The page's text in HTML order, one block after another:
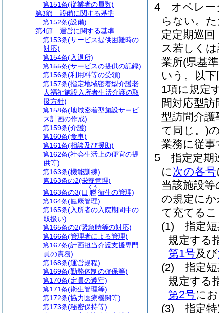
4
オペレー
らない。
定定期巡
ス若しく
業所(県基
いう。以下
1項に規定
間対応型訪
型訪問介
て同じ。)
業務に従
5
指定定期
に次の各号
当該施設
の規定に
て充てる
(1)
指定
規定する
第1号及び
(2)
指定
規定する
第2号に
(3)
指定
第151条(従業者の員数)
第3節
設備に関する基準
第152条(設備)
第4節
運営に関する基準
第153条(サービス提供困難時の
対応)
第154条(入退所)
第155条(サービスの提供の記録)
第156条(利用料等の受領)
第157条(指定地域密着型介護老
人福祉施設入所者生活介護の取
扱方針)
第158条(地域密着型施設サービ
ス計画の作成)
第159条(介護)
第160条(食事)
第161条(相談及び援助)
第162条(社会生活上の便宜の提
供等)
第163条(機能訓練)
第163条の2(栄養管理)
第163条の3(口 腔
くう
衛生の管理)
第164条(健康管理)
第165条(入所者の入院期間中の
取扱い)
第165条の2(緊急時等の対応)
第166条(管理者による管理)
第167条(計画担当介護支援専門
員の責務)
第168条(運営規程)
第169条(勤務体制の確保等)
第170条(定員の遵守)
第171条(衛生管理等)
第172条(協力医療機関等)
第173条(秘密保持等)